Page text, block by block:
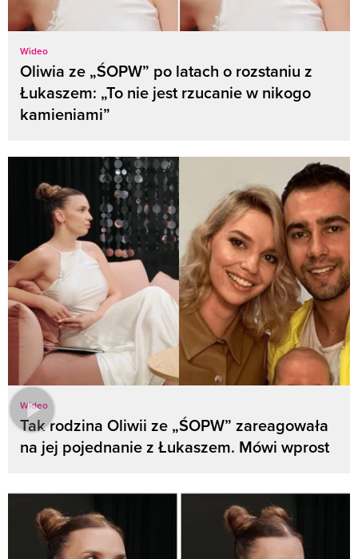
Wideo
Oliwia ze „ŚOPW” po latach o rozstaniu z
Łukaszem: „To nie jest rzucanie w nikogo
kamieniami”
Wideo
Tak rodzina Oliwii ze „ŚOPW” zareagowała
na jej pojednanie z Łukaszem. Mówi wprost